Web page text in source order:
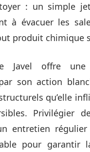
: un simple
à évacuer les
produit chimique
Javel offre une
son action
qu’elle
Privilégier
entretien
pour garantir